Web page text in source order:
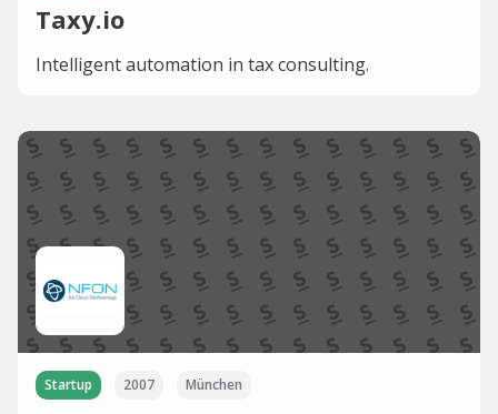
Taxy.io
Intelligent automation in tax consulting.
Startup 2007 München